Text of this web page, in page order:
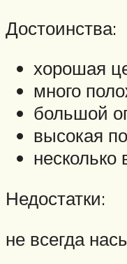
Достоинства:
хорошая
много
большой
высокая
Недостатки:
не всегда